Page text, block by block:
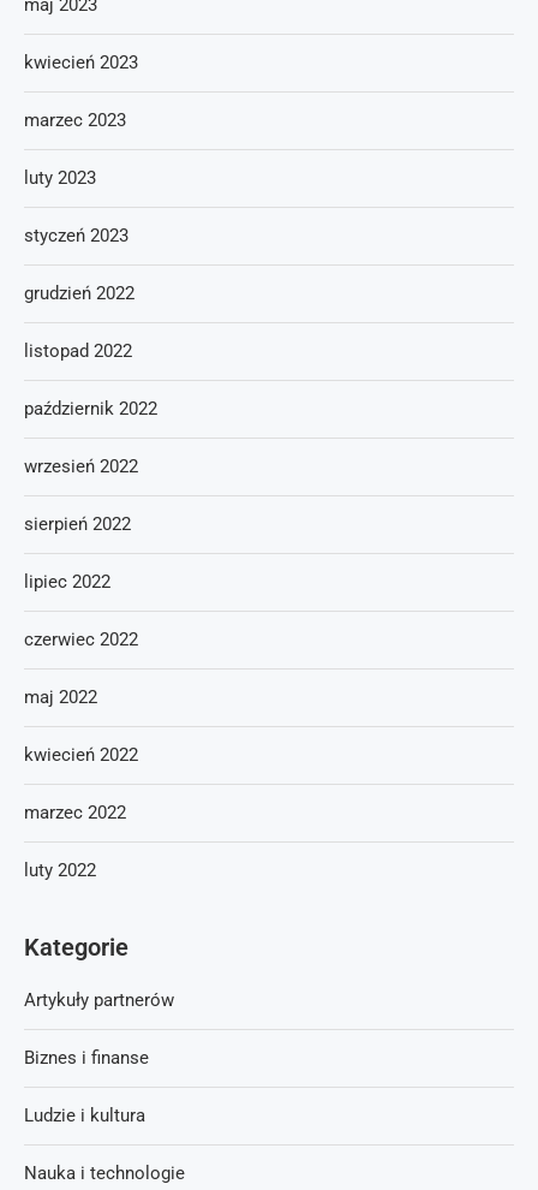
maj 2023
kwiecień 2023
marzec 2023
luty 2023
styczeń 2023
grudzień 2022
listopad 2022
październik 2022
wrzesień 2022
sierpień 2022
lipiec 2022
czerwiec 2022
maj 2022
kwiecień 2022
marzec 2022
luty 2022
Kategorie
Artykuły partnerów
Biznes i finanse
Ludzie i kultura
Nauka i technologie